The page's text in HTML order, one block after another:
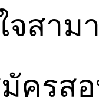
จสา
ครสอ